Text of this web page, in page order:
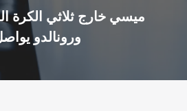
ميسي خارج ثلاثي الكرة
ورونالدو